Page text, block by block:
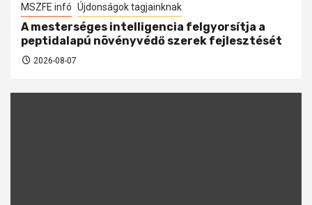
MSZFE infó Újdonságok tagjainknak
A mesterséges intelligencia felgyorsítja a
peptidalapú növényvédő szerek fejlesztését
2026-08-07